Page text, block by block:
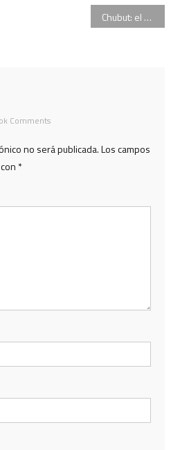
Chubut: el gobernador Mariano Arcioni firmó un decreto para expulsar a extranjeros delincuentes
Comments
no será publicada.Los campos
*